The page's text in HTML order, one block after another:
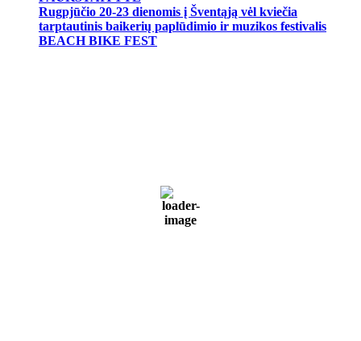
Rugpjūčio 20-23 dienomis į Šventąją vėl kviečia
tarptautinis baikerių paplūdimio ir muzikos festivalis
BEACH BIKE FEST
87 %